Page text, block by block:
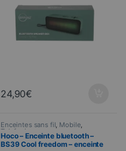
24,90€
Enceintes sans fil, Mobile,
Telefonie
Hoco – Enceinte bluetooth –
BS39 Cool freedom – enceinte